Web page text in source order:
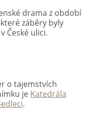
drama z období
záběry byly
České ulici.
o tajemstvích
je Katedrála
.